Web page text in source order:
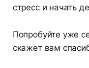
стресс и начать
Попробуйте уже
скажет вам